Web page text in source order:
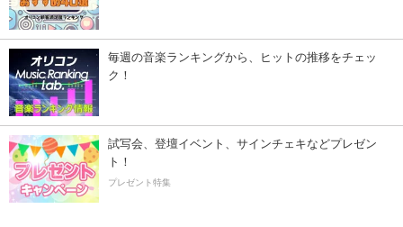
毎週の音楽ランキングから、ヒットの推移をチェッ
ク！
試写会、登壇イベント、サインチェキなどプレゼン
ト！
プレゼント特集